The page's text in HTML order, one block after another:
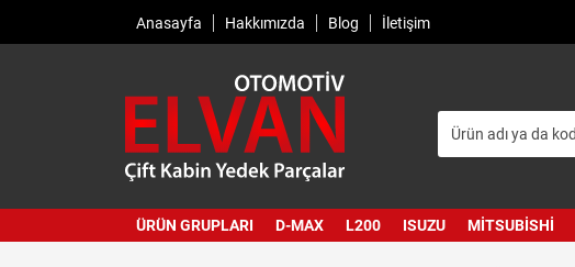
Anasayfa Hakkımızda Blog İletişim
ÜRÜN GRUPLARI D-MAX L200 ISUZU MITSUBISHI